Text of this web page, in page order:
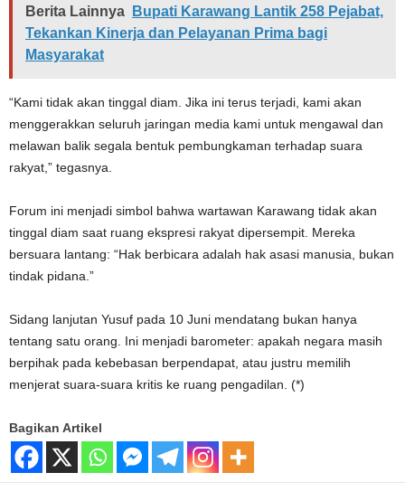
Berita Lainnya
Bupati Karawang Lantik 258 Pejabat,
Tekankan Kinerja dan Pelayanan Prima bagi
Masyarakat
“Kami tidak akan tinggal diam. Jika ini terus terjadi, kami akan
menggerakkan seluruh jaringan media kami untuk mengawal dan
melawan balik segala bentuk pembungkaman terhadap suara
rakyat,” tegasnya.
Forum ini menjadi simbol bahwa wartawan Karawang tidak akan
tinggal diam saat ruang ekspresi rakyat dipersempit. Mereka
bersuara lantang: “Hak berbicara adalah hak asasi manusia, bukan
tindak pidana.”
Sidang lanjutan Yusuf pada 10 Juni mendatang bukan hanya
tentang satu orang. Ini menjadi barometer: apakah negara masih
berpihak pada kebebasan berpendapat, atau justru memilih
menjerat suara-suara kritis ke ruang pengadilan. (*)
Bagikan Artikel